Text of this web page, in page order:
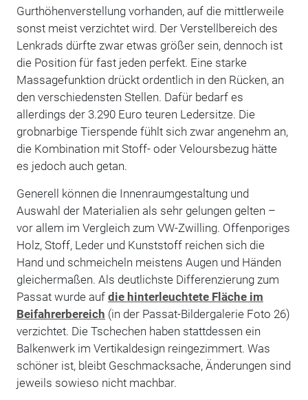
Gurthöhenverstellung vorhanden, auf die mittlerweile
sonst meist verzichtet wird. Der Verstellbereich des
Lenkrads dürfte zwar etwas größer sein, dennoch ist
die Position für fast jeden perfekt. Eine starke
Massagefunktion drückt ordentlich in den Rücken, an
den verschiedensten Stellen. Dafür bedarf es
allerdings der 3.290 Euro teuren Ledersitze. Die
grobnarbige Tierspende fühlt sich zwar angenehm an,
die Kombination mit Stoff- oder Veloursbezug hätte
es jedoch auch getan.
Generell können die Innenraumgestaltung und
Auswahl der Materialien als sehr gelungen gelten –
vor allem im Vergleich zum VW-Zwilling. Offenporiges
Holz, Stoff, Leder und Kunststoff reichen sich die
Hand und schmeicheln meistens Augen und Händen
gleichermaßen. Als deutlichste Differenzierung zum
Passat wurde auf die hinterleuchtete Fläche im
Beifahrerbereich (in der Passat-Bildergalerie Foto 26)
verzichtet. Die Tschechen haben stattdessen ein
Balkenwerk im Vertikaldesign reingezimmert. Was
schöner ist, bleibt Geschmacksache, Änderungen sind
jeweils sowieso nicht machbar.